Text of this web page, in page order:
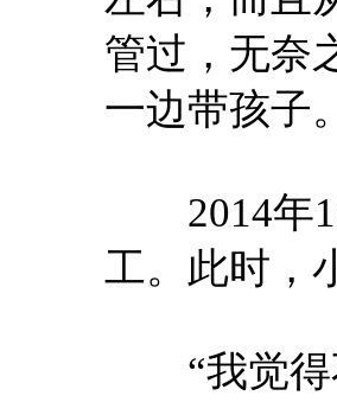
管过，无奈
一边带孩子
2014年10
工。此时，
“我觉得